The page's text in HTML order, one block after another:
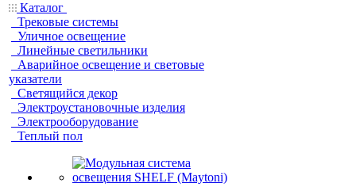
Каталог
Трековые системы
Уличное освещение
Линейные светильники
Аварийное освещение и световые
указатели
Светящийся декор
Электроустановочные изделия
Электрооборудование
Теплый пол